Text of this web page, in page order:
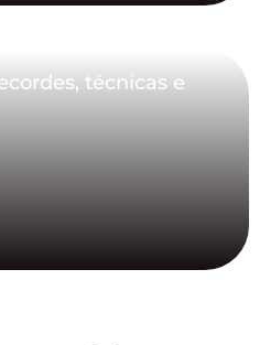
técnicas e